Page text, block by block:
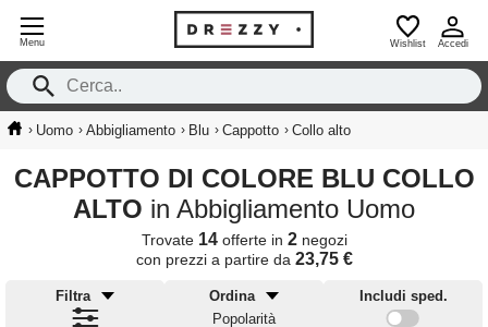
Menu Wishlist Accedi
› Uomo › Abbigliamento › Blu › Cappotto › Collo alto
CAPPOTTO DI COLORE BLU COLLO
ALTO in Abbigliamento Uomo
Trovate 14offerte in 2negozi
con prezzi a partire da 23,75 €
Filtra
Ordina
Popolarità
Includi sped.